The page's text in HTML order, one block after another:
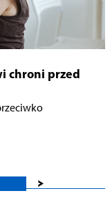
chroni przed
>